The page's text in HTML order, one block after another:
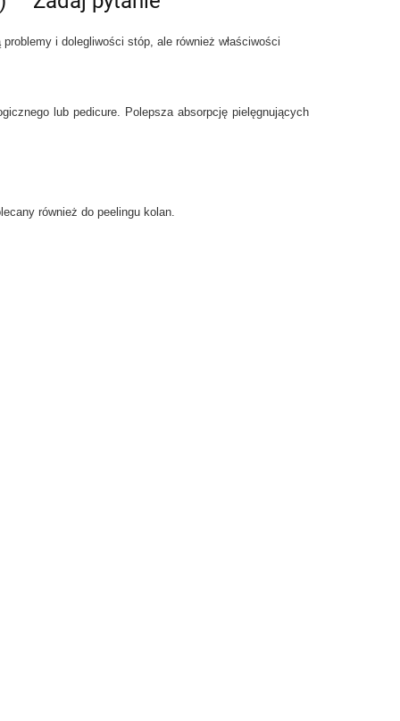
i dolegliwości stóp, ale również właściwości
lub pedicure. Polepsza absorpcję pielęgnujących
również do peelingu kolan.